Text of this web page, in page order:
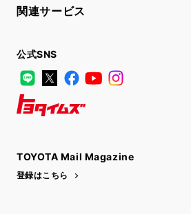
関連サービス
公式SNS
LINE
X FacebookYouTube
TOYOTA Mail Magazine
登録はこちら